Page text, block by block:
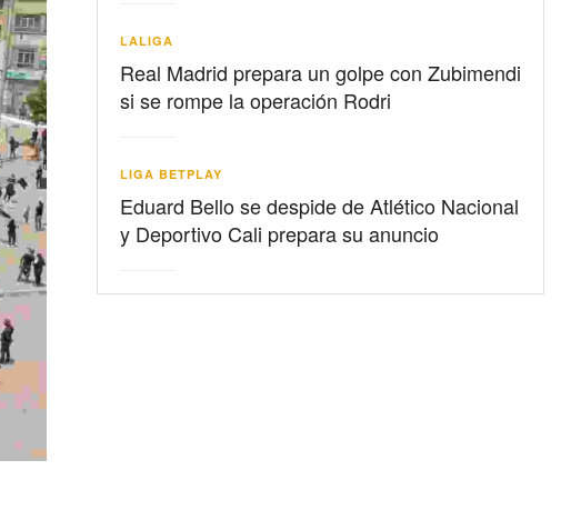
LALIGA
Real Madrid prepara un golpe con Zubimendi
si se rompe la operación Rodri
LIGA BETPLAY
Eduard Bello se despide de Atlético Nacional
y Deportivo Cali prepara su anuncio